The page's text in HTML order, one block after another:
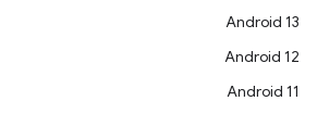
Android 13
Android 12
Android 11